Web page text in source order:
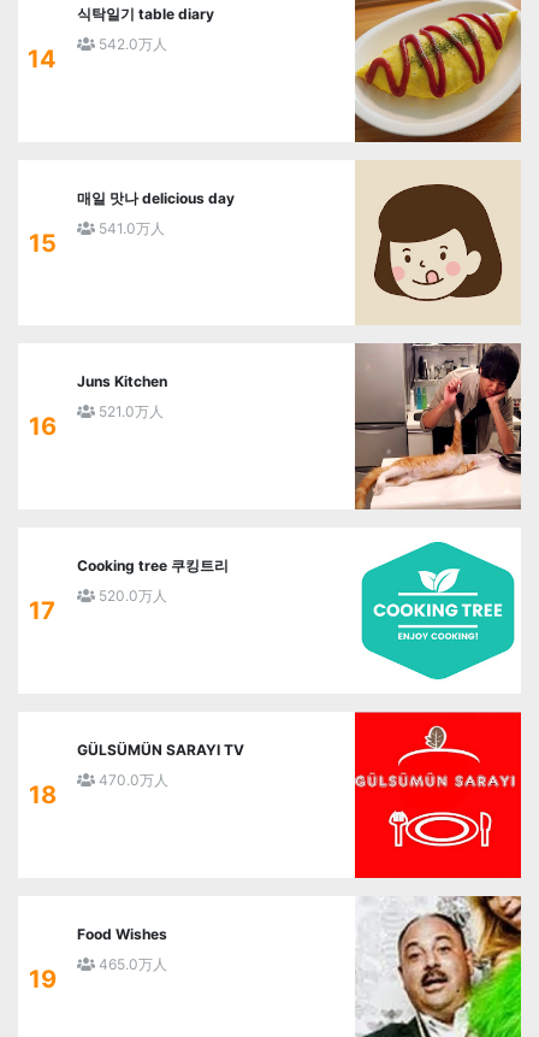
14
식탁일기 table diary
542.0万人
15
매일 맛나 delicious day
541.0万人
16
Juns Kitchen
521.0万人
17
Cooking tree 쿠킹트리
520.0万人
18
GÜLSÜMÜN SARAYI TV
470.0万人
19
Food Wishes
465.0万人